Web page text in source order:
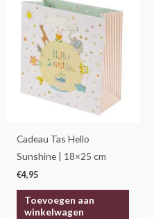
Cadeau Tas Hello
Sunshine | 18×25 cm
€4,95
Toevoegen aan
winkelwagen